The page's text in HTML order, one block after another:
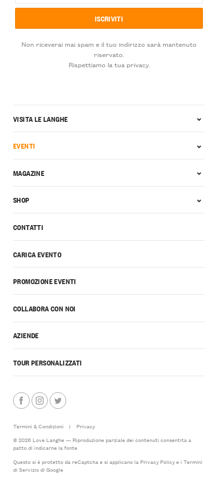
Non riceverai mai spam e il tuo indirizzo sarà mantenuto
riservato.
Rispettiamo la tua privacy.
CONTATTI
CARICA EVENTO
PROMOZIONE EVENTI
COLLABORA CON NOI
AZIENDE
TOUR PERSONALIZZATI
VISITA LE LANGHE
EVENTI
MAGAZINE
SHOP
Termini & Condizioni |
Privacy
© 2026 Love Langhe — Riproduzione parziale dei contenuti consentita a
patto di indicarne la fonte
Questo si è protetto da reCaptcha e si applicano la Privacy Policye i Termini
di Serviziodi Google